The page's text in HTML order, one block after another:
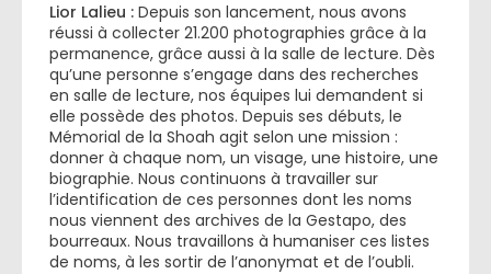
Lior Lalieu : Depuis son lancement, nous avons
réussi à collecter 21.200 photographies grâce à la
permanence, grâce aussi à la salle de lecture. Dès
qu’une personne s’engage dans des recherches
en salle de lecture, nos équipes lui demandent si
elle possède des photos. Depuis ses débuts, le
Mémorial de la Shoah agit selon une mission :
donner à chaque nom, un visage, une histoire, une
biographie. Nous continuons à travailler sur
l’identification de ces personnes dont les noms
nous viennent des archives de la Gestapo, des
bourreaux. Nous travaillons à humaniser ces listes
de noms, à les sortir de l’anonymat et de l’oubli.